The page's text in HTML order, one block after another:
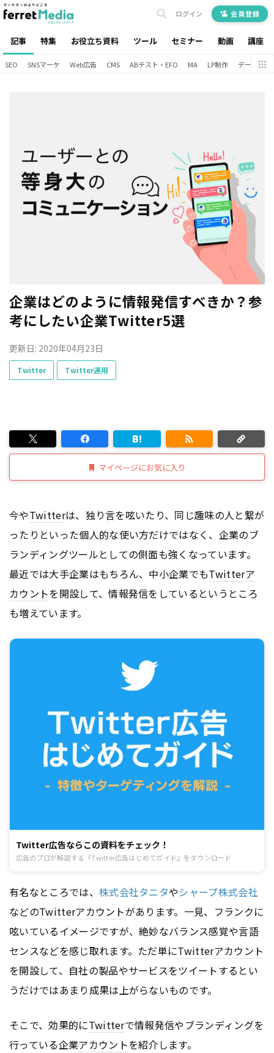
記事 特集 お役立ち資料 ツール セミナー 動画 講座
ログイン 会員登録
SEO SNSマーケ Web広告 CMS ABテスト・EFO MA LP制作 データ分析
企業はどのように情報発信すべきか？参
考にしたい企業Twitter5選
更新日: 2020年04月23日
Twitter Twitter運用
マイページにお気に入り
今やTwitterは、独り言を呟いたり、同じ趣味の人と繋が
ったりといった個人的な使い方だけではなく、企業のブ
ランディングツールとしての側面も強くなっています。
最近では大手企業はもちろん、中小企業でもTwitterア
カウントを開設して、情報発信をしているというところ
も増えています。
Twitter広告ならこの資料をチェック！
広告のプロが解説する『Twitter広告はじめてガイド』をダウンロード
有名なところでは、 株式会社タニタやシャープ株式会社
などのTwitterアカウントがあります。一見、フランクに
呟いているイメージですが、絶妙なバランス感覚や言語
センスなどを感じ取れます。ただ単にTwitterアカウント
を開設して、自社の製品やサービスをツイートするとい
うだけではあまり成果は上がらないものです。
そこで、効果的にTwitterで情報発信やブランディングを
行っている企業アカウントを紹介します。